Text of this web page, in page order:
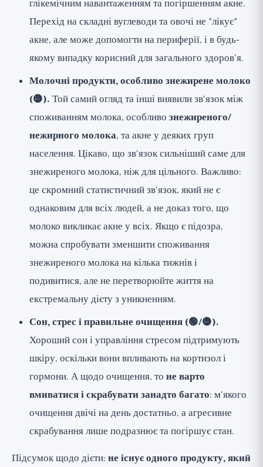
глікемічним навантаженням та погіршенням акне.
Перехід на складні вуглеводи та овочі не "лікує"
акне, але може допомогти на периферії, і в будь-
якому випадку корисний для загального здоров'я.
Молочні продукти, особливо знежирене молоко
(🟡). Той самий огляд та інші виявили зв'язок між
споживанням молока, особливо знежиреного/
нежирного молока, та акне у деяких груп
населення. Цікаво, що зв'язок сильніший саме для
знежиреного молока, ніж для цільного. Важливо:
це скромний статистичний зв'язок, який не є
однаковим для всіх людей, а не доказ того, що
молоко викликає акне у всіх. Якщо є підозра,
можна спробувати зменшити споживання
знежиреного молока на кілька тижнів і
подивитися, але не перетворюйте життя на
екстремальну дієту з уникненням.
Сон, стрес і правильне очищення (🟢/🟡).
Хороший сон і управління стресом підтримують
шкіру, оскільки вони впливають на кортизол і
гормони. А щодо очищення, то не варто
вмиватися і скрабувати занадто багато: м'якого
очищення двічі на день достатньо, а агресивне
скрабування лише подразнює та погіршує стан.
Підсумок щодо дієти: не існує одного продукту, який